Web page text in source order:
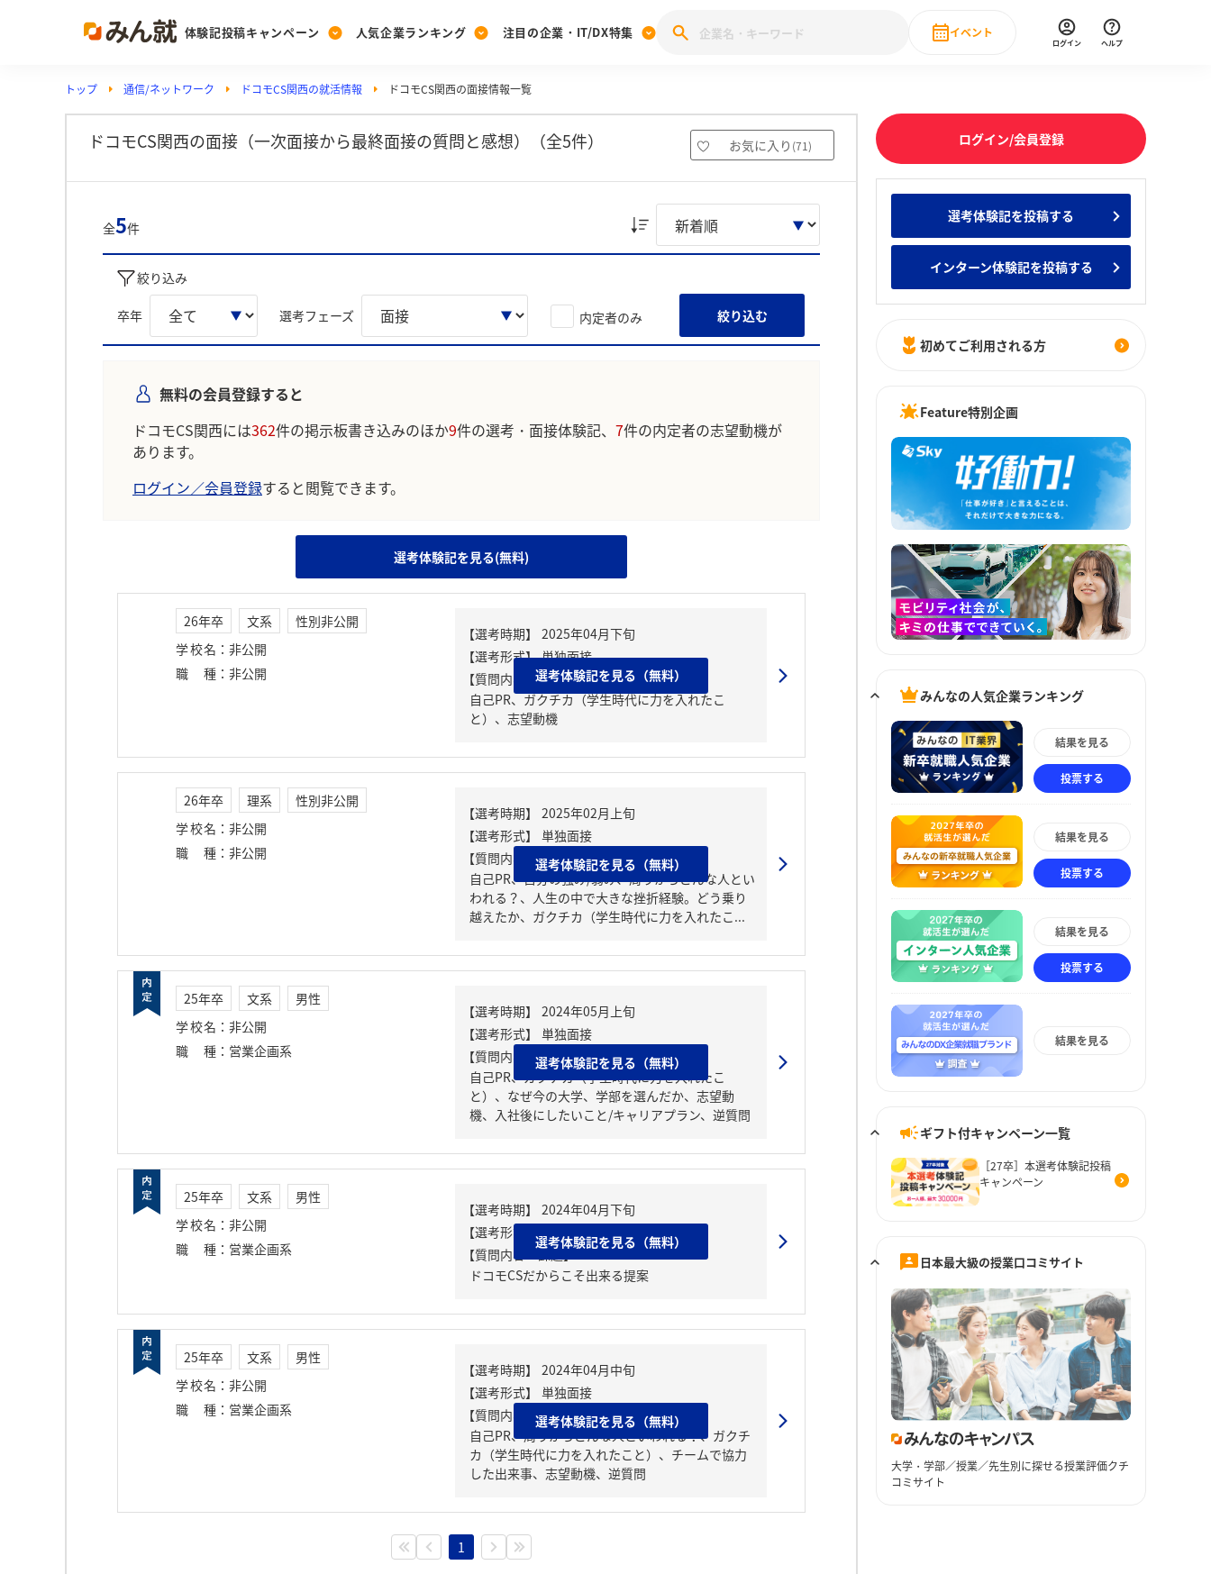
体験記投稿キャンペーン
Post
投稿する
[27卒] 本選考体験記投稿キャンペーン
人気企業ランキング
Ranking
ランキングを見る
みんなのDX企業就職ブランド調査
みんなのIT業界新卒就職人気企業ランキング みんなの新卒就職人気企業ランキング みんなのインターン人気企業ランキ
注目の企業・IT/DX特集
PickUp
注目の企業特集
28卒 IT・DX企業特集 27卒 IT・DX企業特集 28卒 IT・DX現場社員インタビュー
動画で知ろう！業界・企業研究
イベント
直近のイベント一覧
ログイン ヘルプ
トップ 通信/ネットワーク ドコモCS関西の就活情報 ドコモCS関西の面接情報一覧
ドコモCS関西の面接（一次面接から最終面接の質問と感想）（全5件） お気に入り (71)
全5件
絞り込み
卒年 選考フェーズ 内定者のみ 絞り込む
無料の会員登録すると
ドコモCS関西には362件の掲示板書き込みのほか9件の選考・面接体験記、 7件の内定者の志望動機が
あります。
ログイン／会員登録すると閲覧できます。
選考体験記を見る(無料)
26年卒 文系
性別非公開
学校名 ： 非公開
職種 ： 非公開
【質問内容・課題】
自己PR、ガクチカ（学生時代に力を入れたこ
と）、志望動機
選考体験記を見る（無料）
26年卒 理系
性別非公開
学校名 ： 非公開
職種 ： 非公開
【質問内容・課題】
自己PR、自分の強み/弱み、周りからどんな人とい
われる？、人生の中で大きな挫折経験。どう乗り
越えたか、ガクチカ（学生時代に力を入れたこ...
選考体験記を見る（無料）
25年卒 文系
男性
学校名 ： 非公開
職種 ： 営業企画系
【質問内容・課題】
自己PR、ガクチカ（学生時代に力を入れたこ
と）、なぜ今の大学、学部を選んだか、志望動
機、入社後にしたいこと/キャリアプラン、逆質問
選考体験記を見る（無料）
25年卒 文系
男性
学校名 ： 非公開
職種 ： 営業企画系
【質問内容・課題】
ドコモCSだからこそ出来る提案
選考体験記を見る（無料）
25年卒 文系
男性
学校名 ： 非公開
職種 ： 営業企画系
【質問内容・課題】
自己PR、周りからどんな人といわれる？、ガクチ
カ（学生時代に力を入れたこと）、チームで協力
した出来事、志望動機、逆質問
選考体験記を見る（無料）
1
ログイン/会員登録
選考体験記を投稿する
インターン体験記を投稿する
初めてご利用される方
Feature特別企画
みんなの人気企業ランキング
結果を見る
投票する
結果を見る
投票する
結果を見る
投票する
結果を見る
ギフト付キャンペーン一覧
［27卒］本選考体験記投稿
キャンペーン
日本最大級の授業口コミサイト
大学・学部／授業／先生別に探せる授業評価クチ
コミサイト